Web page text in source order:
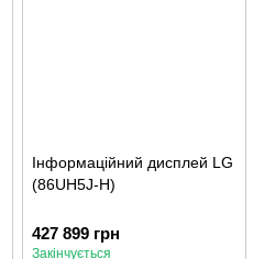
Інформаційний дисплей LG
(86UH5J-H)
427 899 грн
Закінчується